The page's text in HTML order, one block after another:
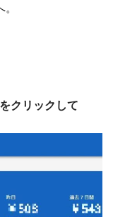
クリックして